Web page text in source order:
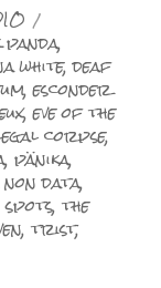
,
white,deaf
,esconder
,eve of the
corpse,
,pänika,
data,
spots,the
,trist,